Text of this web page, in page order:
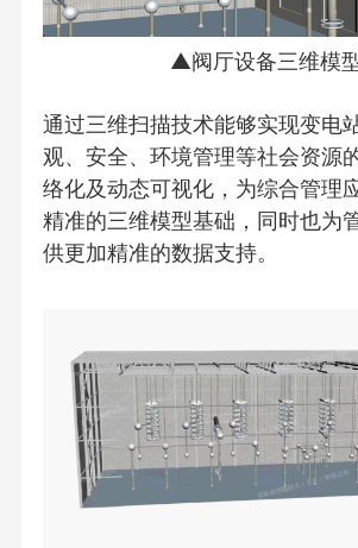
▲阀厅设备三维模
通过三维扫描技术能够实现变电
观、安全、环境管理等社会资源
络化及动态可视化，为综合管理
精准的三维模型基础，同时也为
供更加精准的数据支持。